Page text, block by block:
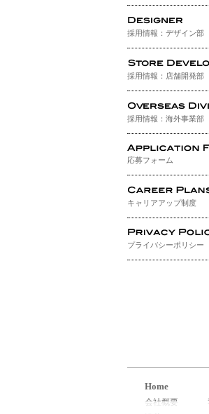
採用情報：デザイン部
採用情報：店舗開発部
採用情報：海外事業部
応募フォーム
キャリアアップ制度
プライバシーポリシー
Home
会社概要